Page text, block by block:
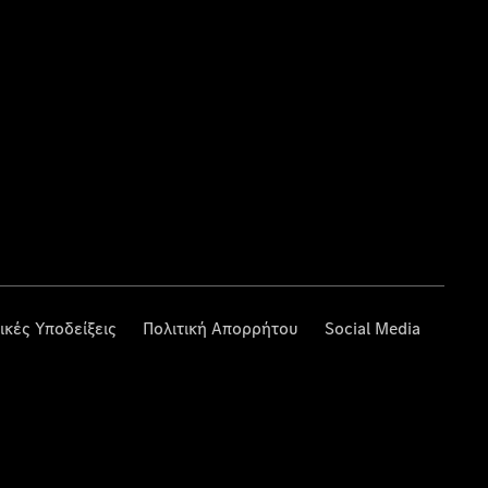
Υποδείξεις Πολιτική Απορρήτου Social Media